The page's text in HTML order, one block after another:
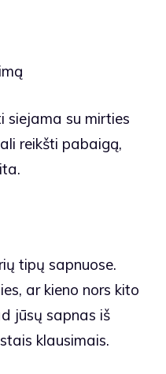
siejama su mirties
reikšti pabaigą,
tipų sapnuose.
ar kieno nors kito
jūsų sapnas iš
klausimais.